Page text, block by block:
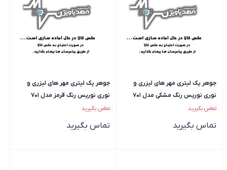
جوهر یک لیتری مهر های لیزری و
نوری نوریس رنگ مشکی مدل 701
تماس بگیرید
تماس بگیرید
جوهر یک لیتری مهر های لیزری و
نوری نوریس رنگ قرمز مدل 701
تماس بگیرید
تماس بگیرید